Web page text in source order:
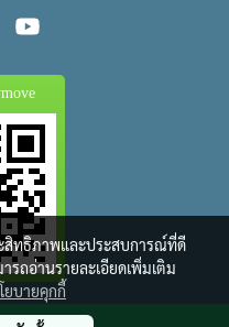
สิทธิภาพและประสบการณ์ที่ดี
รถอ่านรายละเอียดเพิ่มเติม
ยบายคุกกี้